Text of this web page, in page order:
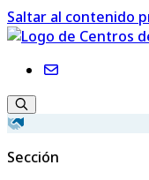
Saltar al contenido
Sección